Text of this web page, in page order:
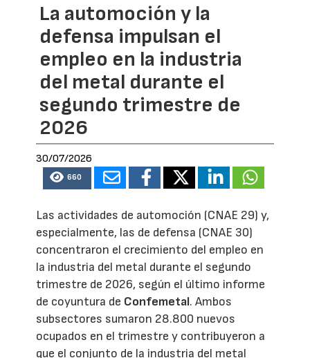
La automoción y la
defensa impulsan el
empleo en la industria
del metal durante el
segundo trimestre de
2026
30/07/2026
660
Las actividades de automoción (CNAE 29) y,
especialmente, las de defensa (CNAE 30)
concentraron el crecimiento del empleo en
la industria del metal durante el segundo
trimestre de 2026, según el último informe
de coyuntura de Confemetal. Ambos
subsectores sumaron 28.800 nuevos
ocupados en el trimestre y contribuyeron a
que el conjunto de la industria del metal